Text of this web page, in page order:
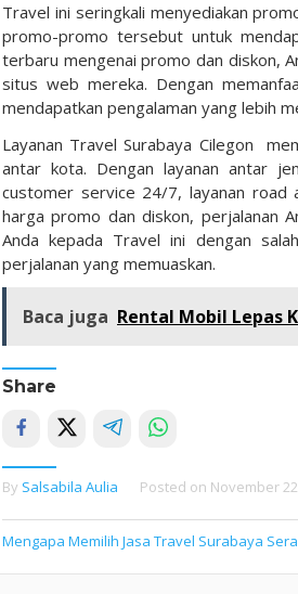
Travel ini seringkali menyediakan
promo-promo tersebut untuk
terbaru mengenai promo dan diskon,
situs web mereka. Dengan
mendapatkan pengalaman yang lebih
Layanan Travel Surabaya Cilegon
antar kota. Dengan layanan antar
customer service 24/7, layanan
harga promo dan diskon, perjalanan
Anda kepada Travel ini dengan
perjalanan yang memuaskan.
Baca juga Rental Mobil Lepas
Share
By Salsabila Aulia Posted on November
Post
navigation
Mengapa Memilih Jasa Travel Surabaya